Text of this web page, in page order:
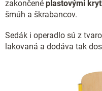
zakončené plastovými
šmúh a škrabancov.
Sedák i operadlo sú z
lakovaná a dodáva tak